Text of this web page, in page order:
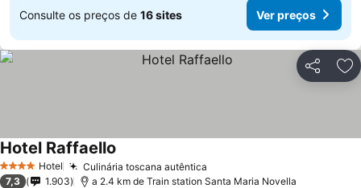
Consulte os preços de 16 sites Ver preços
Partilhar
4 EstrelasHotel Culinária toscana autêntica
Hotel Raffaello
7,3 1.903 a 2.4 km de Train station Santa Maria Novella